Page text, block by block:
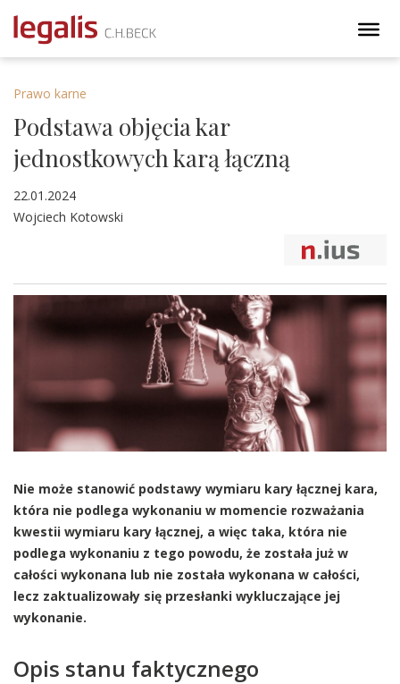
Prawo karne
Podstawa objęcia kar
jednostkowych karą łączną
22.01.2024
Wojciech Kotowski
Nie może stanowić podstawy wymiaru kary łącznej kara,
która nie podlega wykonaniu w momencie rozważania
kwestii wymiaru kary łącznej, a więc taka, która nie
podlega wykonaniu z tego powodu, że została już w
całości wykonana lub nie została wykonana w całości,
lecz zaktualizowały się przesłanki wykluczające jej
wykonanie.
Opis stanu faktycznego